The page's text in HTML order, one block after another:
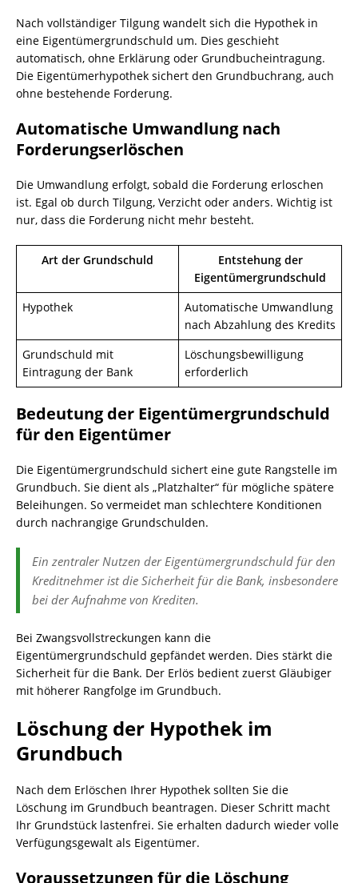
Nach vollständiger Tilgung wandelt sich die Hypothek in
eine Eigentümergrundschuld um. Dies geschieht
automatisch, ohne Erklärung oder Grundbucheintragung.
Die Eigentümerhypothek sichert den Grundbuchrang, auch
ohne bestehende Forderung.
Automatische Umwandlung nach
Forderungserlöschen
Die Umwandlung erfolgt, sobald die Forderung erloschen
ist. Egal ob durch Tilgung, Verzicht oder anders. Wichtig ist
nur, dass die Forderung nicht mehr besteht.
Art der Grundschuld
Entstehung der
Eigentümergrundschuld
Hypothek
Automatische Umwandlung
nach Abzahlung des Kredits
Grundschuld mit
Eintragung der Bank
Löschungsbewilligung
erforderlich
Bedeutung der Eigentümergrundschuld
für den Eigentümer
Die Eigentümergrundschuld sichert eine gute Rangstelle im
Grundbuch. Sie dient als „Platzhalter“ für mögliche spätere
Beleihungen. So vermeidet man schlechtere Konditionen
durch nachrangige Grundschulden.
Ein zentraler Nutzen der Eigentümergrundschuld für den
Kreditnehmer ist die Sicherheit für die Bank, insbesondere
bei der Aufnahme von Krediten.
Bei Zwangsvollstreckungen kann die
Eigentümergrundschuld gepfändet werden. Dies stärkt die
Sicherheit für die Bank. Der Erlös bedient zuerst Gläubiger
mit höherer Rangfolge im Grundbuch.
Löschung der Hypothek im
Grundbuch
Nach dem Erlöschen Ihrer Hypothek sollten Sie die
Löschung im Grundbuch beantragen. Dieser Schritt macht
Ihr Grundstück lastenfrei. Sie erhalten dadurch wieder volle
Verfügungsgewalt als Eigentümer.
Voraussetzungen für die Löschung